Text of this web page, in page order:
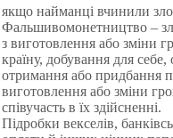
якщо найманці вчинили
Фальшивомонетництво –
з виготовлення або зміни
країну, добування для себе,
отримання або придбання
виготовлення або зміни
співучасть в їх здійсненні.
Підробки векселів,